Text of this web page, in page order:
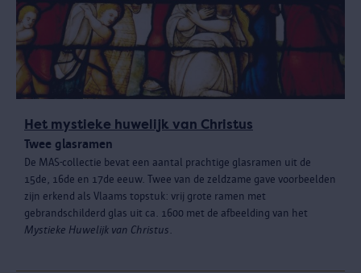
Het mystieke huwelijk van Christus
Twee glasramen
De MAS-collectie bevat een aantal prachtige glasramen uit de
15de, 16de en 17de eeuw. Twee van de zeldzame gave voorbeelden
zijn erkend als Vlaams topstuk: vrij grote ramen met
gebrandschilderd glas uit ca. 1600 met de afbeelding van het
Mystieke Huwelijk van Christus